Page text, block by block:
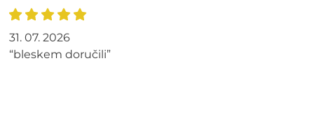
31. 07. 2026
“bleskem doručili”